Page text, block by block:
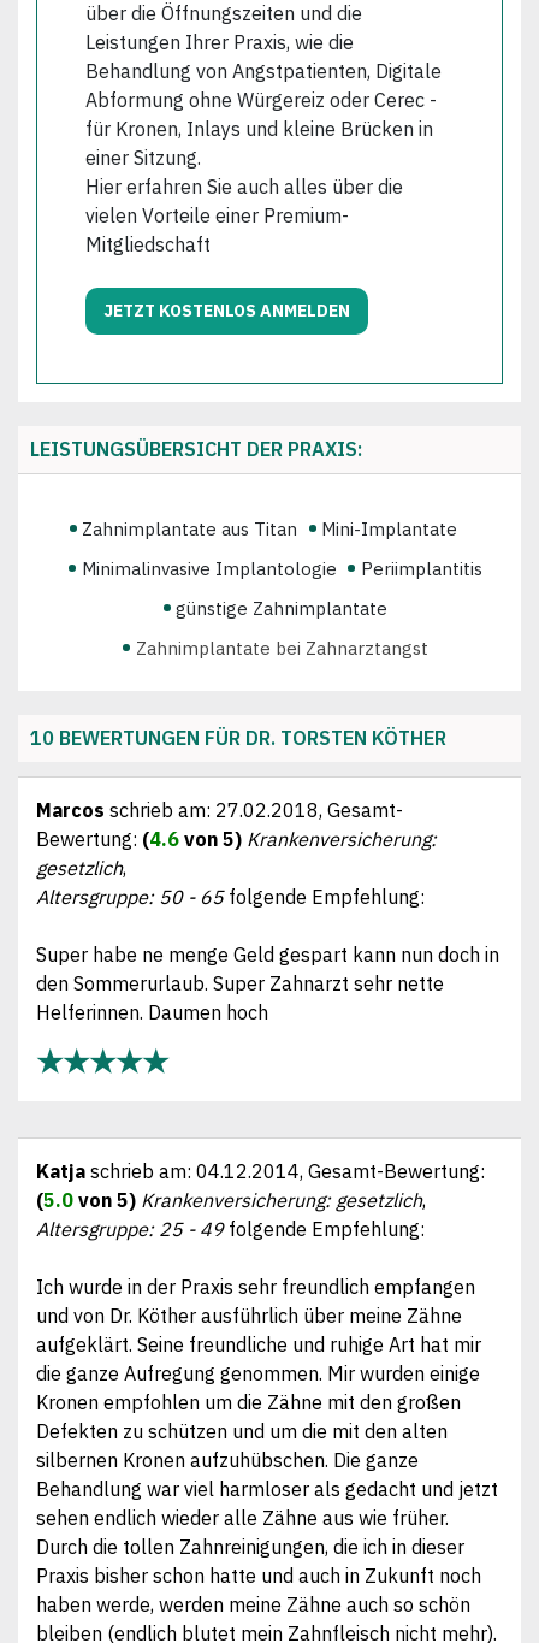
über die Öffnungszeiten und die
Leistungen Ihrer Praxis, wie die
Behandlung von Angstpatienten, Digitale
Abformung ohne Würgereiz oder Cerec -
für Kronen, Inlays und kleine Brücken in
einer Sitzung.
Hier erfahren Sie auch alles über die
vielen Vorteile einer Premium-
Mitgliedschaft
JETZT KOSTENLOS ANMELDEN
LEISTUNGSÜBERSICHT DER PRAXIS:
Zahnimplantate aus Titan
Mini-Implantate
Minimalinvasive Implantologie
Periimplantitis
günstige Zahnimplantate
Zahnimplantate bei Zahnarztangst
Bleaching Zahnaufhellung
Komplettsanierung der Zähne
Keramik-Vollsanierung
Behandlung von Parodontitis
Zahnerkrankungen wirksam vorbeugen
Zahnerhaltung vor Zahnersatz
ausführliche Beratung zu Ihren zahnmedizinischen
Keramikinlays
Keramikkronen
Veneers
Ästhetischer Zahnersatz
Prothetischer Zahnersatz
günstiger Zahnersatz
10 BEWERTUNGEN FÜR DR. TORSTEN KÖTHER
Marcos schrieb am: 27.02.2018, Gesamt-
Bewertung: (4.6 von 5) Krankenversicherung:
gesetzlich,
Altersgruppe: 50 - 65folgende Empfehlung:
Super habe ne menge Geld gespart kann nun doch in
den Sommerurlaub. Super Zahnarzt sehr nette
Helferinnen. Daumen hoch
★★★★★
Katja schrieb am: 04.12.2014, Gesamt-Bewertung:
(5.0 von 5) Krankenversicherung: gesetzlich,
Altersgruppe: 25 - 49folgende Empfehlung:
Ich wurde in der Praxis sehr freundlich empfangen
und von Dr. Köther ausführlich über meine Zähne
aufgeklärt. Seine freundliche und ruhige Art hat mir
die ganze Aufregung genommen. Mir wurden einige
Kronen empfohlen um die Zähne mit den großen
Defekten zu schützen und um die mit den alten
silbernen Kronen aufzuhübschen. Die ganze
Behandlung war viel harmloser als gedacht und jetzt
sehen endlich wieder alle Zähne aus wie früher.
Durch die tollen Zahnreinigungen, die ich in dieser
Praxis bisher schon hatte und auch in Zukunft noch
haben werde, werden meine Zähne auch so schön
bleiben (endlich blutet mein Zahnfleisch nicht mehr).